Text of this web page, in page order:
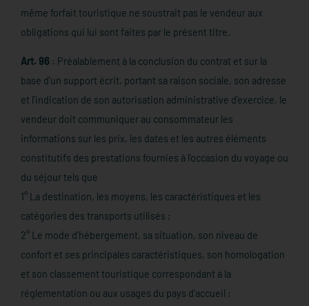
même forfait touristique ne soustrait pas le vendeur aux
obligations qui lui sont faites par le présent titre.
Art. 96 : Préalablement à la conclusion du contrat et sur la
base d'un support écrit, portant sa raison sociale, son adresse
et l'indication de son autorisation administrative d'exercice, le
vendeur doit communiquer au consommateur les
informations sur les prix, les dates et les autres éléments
constitutifs des prestations fournies à l'occasion du voyage ou
du séjour tels que
1° La destination, les moyens, les caractéristiques et les
catégories des transports utilisés ;
2° Le mode d'hébergement, sa situation, son niveau de
confort et ses principales caractéristiques, son homologation
et son classement touristique correspondant à la
réglementation ou aux usages du pays d'accueil ;